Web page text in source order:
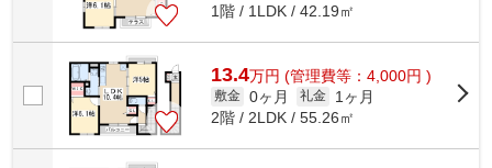
1階 / 1LDK / 42.19㎡
13.4万円 (管理費等：4,000円 )
敷金 0ヶ月 礼金
1ヶ月
2階 / 2LDK / 55.26㎡